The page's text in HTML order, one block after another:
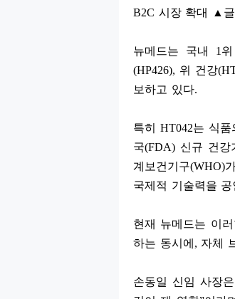
B2C 시장 확대 ▲
뉴메드는 국내 1
(HP426), 위 건강
보하고 있다.
특히 HT042는 식품
국(FDA) 신규 건강
계보건기구(WHO)
국제적 기술력을 공
현재 뉴메드는 이
하는 동시에 , 자체
손동일 신임 사장